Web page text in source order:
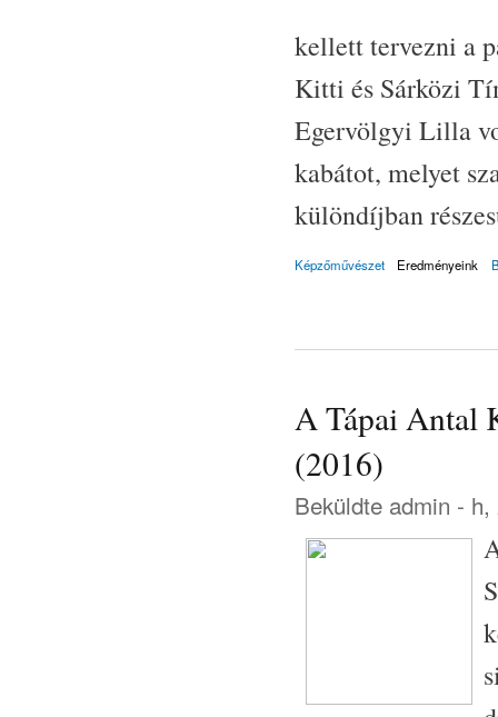
kellett tervezni a
Kitti és Sárközi
Egervölgyi Lilla
kabátot, melyet
különdíjban
Képzőművészet Eredményeink
A Tápai Antal
(2016)
Beküldte admin - h,